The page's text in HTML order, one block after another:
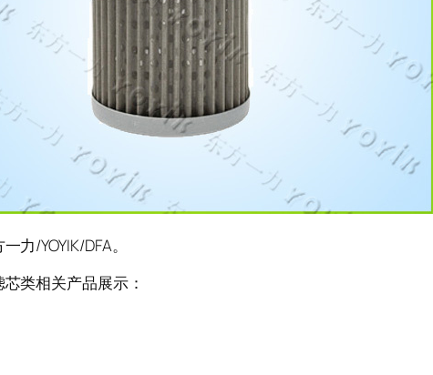
/YOYIK/DFA。
类相关产品展示：